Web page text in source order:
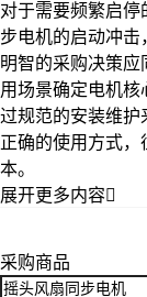
对于需要频繁启
步电机的启动冲击
明智的采购决策
用场景确定电机
过规范的安装维护
正确的使用方式
本。
展开更多内容
采购商品